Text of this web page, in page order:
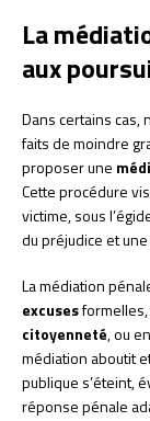
La
aux
Dans certains
faits de moindre
proposer une
Cette procédure
victime, sous
du préjudice et
La médiation
excusesformelles,
citoyenneté, ou
médiation aboutit
publique s’éteint,
réponse pénale